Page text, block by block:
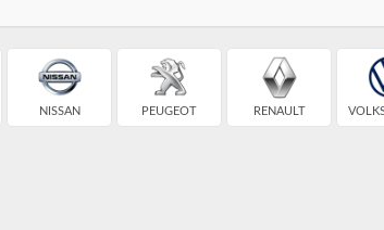
NISSAN PEUGEOT RENAULT